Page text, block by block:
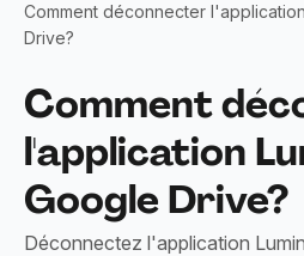
Comment déconnecter
Drive?
Comment
l'application
Google Drive?
Déconnectez l'application